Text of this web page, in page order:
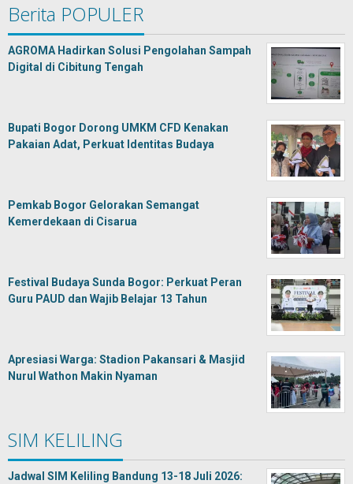
Berita POPULER
AGROMA Hadirkan Solusi Pengolahan Sampah
Digital di Cibitung Tengah
Bupati Bogor Dorong UMKM CFD Kenakan
Pakaian Adat, Perkuat Identitas Budaya
Pemkab Bogor Gelorakan Semangat
Kemerdekaan di Cisarua
Festival Budaya Sunda Bogor: Perkuat Peran
Guru PAUD dan Wajib Belajar 13 Tahun
Apresiasi Warga: Stadion Pakansari & Masjid
Nurul Wathon Makin Nyaman
SIM KELILING
Jadwal SIM Keliling Bandung 13-18 Juli 2026: